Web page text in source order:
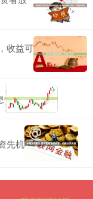
收益可
先机